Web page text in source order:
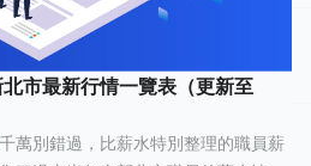
市最新行情一覽表（更新至